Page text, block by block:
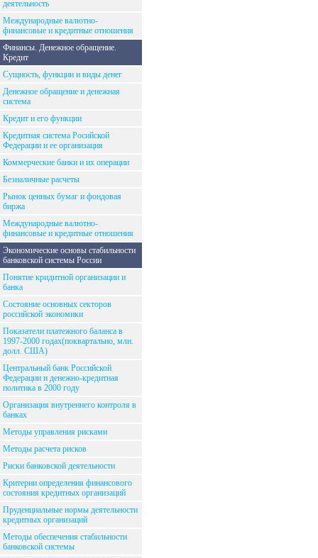
деятельность
Международные валютно-
финансовые и кредитные отношения
Финансы. Денежное обращение.
Кредит
Сущность, функции и виды денег
Денежное обращение и денежная
система
Кредит и его функции
Кредитная система Росийской
Федерации и ее организация
Коммерческие банки и их операции
Безналичные расчеты
Рынок ценных бумаг и фондовая
биржа
Международные валютно-
финансовые и кредитные отношения
Экономические основы стабильности
банковской системы России
Понятие кридитной организации и
банка
Состояние основных секторов
российской экономики
Показатели платежного баланса в
1997-2000 годах(поквартально, млн.
долл. США)
Центральный банк Российской
Федерации и денежно-кредитная
политика в 2000 году
Организация внутреннего контроля в
банках
Методы управления рисками
Методы расчета рисков
Риски банковской деятельности
Критерии определения финансового
состояния кредитных организаций
Пруденциальные нормы деятельности
кредитных организаций
Методы обеспечения стабильности
банковской системы